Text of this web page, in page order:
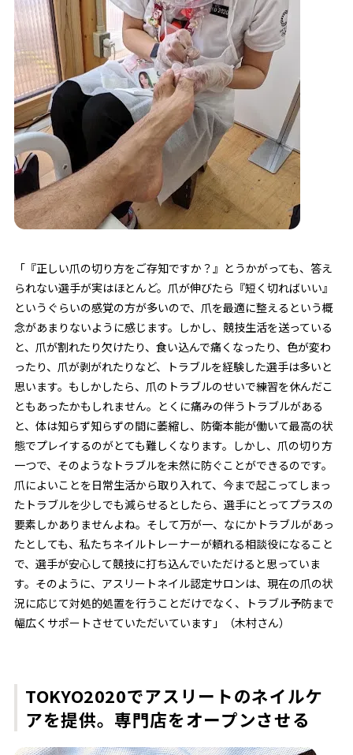
「『正しい爪の切り方をご存知ですか？』とうかがっても、答え
られない選手が実はほとんど。爪が伸びたら『短く切ればいい』
というぐらいの感覚の方が多いので、爪を最適に整えるという概
念があまりないように感じます。しかし、競技生活を送っている
と、爪が割れたり欠けたり、食い込んで痛くなったり、色が変わ
ったり、爪が剥がれたりなど、トラブルを経験した選手は多いと
思います。もしかしたら、爪のトラブルのせいで練習を休んだこ
ともあったかもしれません。とくに痛みの伴うトラブルがある
と、体は知らず知らずの間に萎縮し、防衛本能が働いて最高の状
態でプレイするのがとても難しくなります。しかし、爪の切り方
一つで、そのようなトラブルを未然に防ぐことができるのです。
爪によいことを日常生活から取り入れて、今まで起こってしまっ
たトラブルを少しでも減らせるとしたら、選手にとってプラスの
要素しかありませんよね。そして万が一、なにかトラブルがあっ
たとしても、私たちネイルトレーナーが頼れる相談役になること
で、選手が安心して競技に打ち込んでいただけると思っていま
す。そのように、アスリートネイル認定サロンは、現在の爪の状
況に応じて対処的処置を行うことだけでなく、トラブル予防まで
幅広くサポートさせていただいています」（木村さん）
TOKYO2020でアスリートのネイルケ
アを提供。専門店をオープンさせる